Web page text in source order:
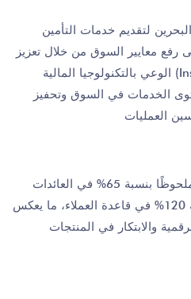
لتقديم خدمات التأمين
رفع معايير السوق من خلال تعزيز
الوعي بالتكنولوجيا المالية (InsurTech). من خلال هذه الجهود،
الخدمات في السوق وتحفيز
العمليات
على صعيد الأرقام، شهدنا نموًا ملحوظًا بنسبة 65% في العائدات
مقارنة بعام 2023، وزيادة بنسبة 120% في قاعدة العملاء، ما يعكس
والابتكار في المنتجات